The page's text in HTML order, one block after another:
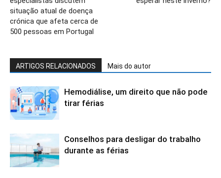
situação atual de doença
crónica que afeta cerca de
500 pessoas em Portugal
ARTIGOS RELACIONADOS Mais do autor
Hemodiálise, um direito que não pode
tirar férias
Conselhos para desligar do trabalho
durante as férias